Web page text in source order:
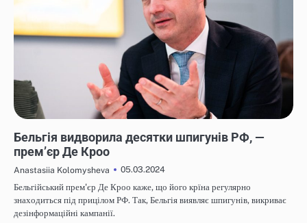
Бельгія видворила десятки шпигунів РФ, —
прем’єр Де Кроо
Anastasiia Kolomysheva
05.03.2024
Бельгійський прем'єр Де Кроо каже, що його крїна регулярно
знаходиться під прицілом РФ. Так, Бельгія виявляє шпигунів, викриває
дезінформаційні кампанії.